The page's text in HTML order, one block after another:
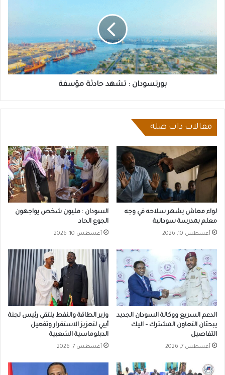
مؤسفة
بورتسودان : تشهد حادثة مؤسفة
مقالات ذات صلة
لواء معاش يشهر سلاحه في وجه
معلم بمدرسة سودانية
أغسطس 10, 2026
السودان : مليون شخص يواجهون
الجوع الحاد
أغسطس 10, 2026
الدعم السريع ووكالة السودان الجديد
يبحثان التعاون المشترك – اليك
التفاصيل
أغسطس 7, 2026
وزير الطاقة والنفط يلتقي رئيس لجنة
أبيي لتعزيز الاستقرار وتفعيل
الدبلوماسية الشعبية
أغسطس 7, 2026